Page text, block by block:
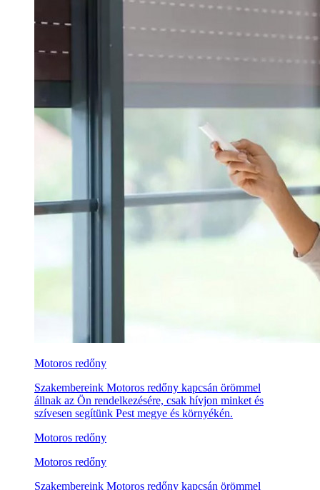
Motoros redőny
Szakembereink Motoros redőny kapcsán örömmel
állnak az Ön rendelkezésére, csak hívjon minket és
szívesen segítünk Pest megye és környékén.
Motoros redőny
Motoros redőny
Szakembereink Motoros redőny kapcsán örömmel